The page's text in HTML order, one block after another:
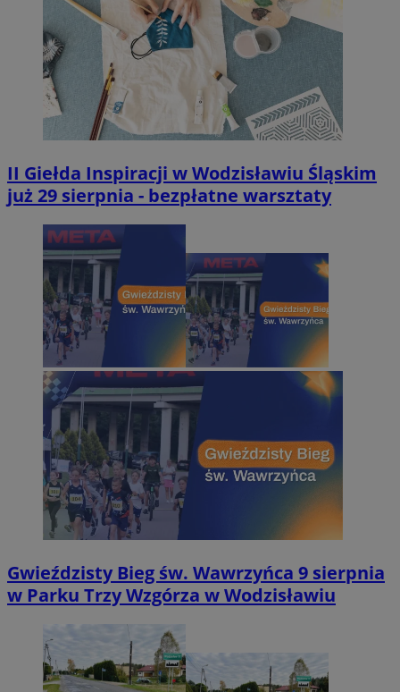
II Giełda Inspiracji w Wodzisławiu Śląskim
już 29 sierpnia - bezpłatne warsztaty
Gwieździsty Bieg św. Wawrzyńca 9 sierpnia
w Parku Trzy Wzgórza w Wodzisławiu